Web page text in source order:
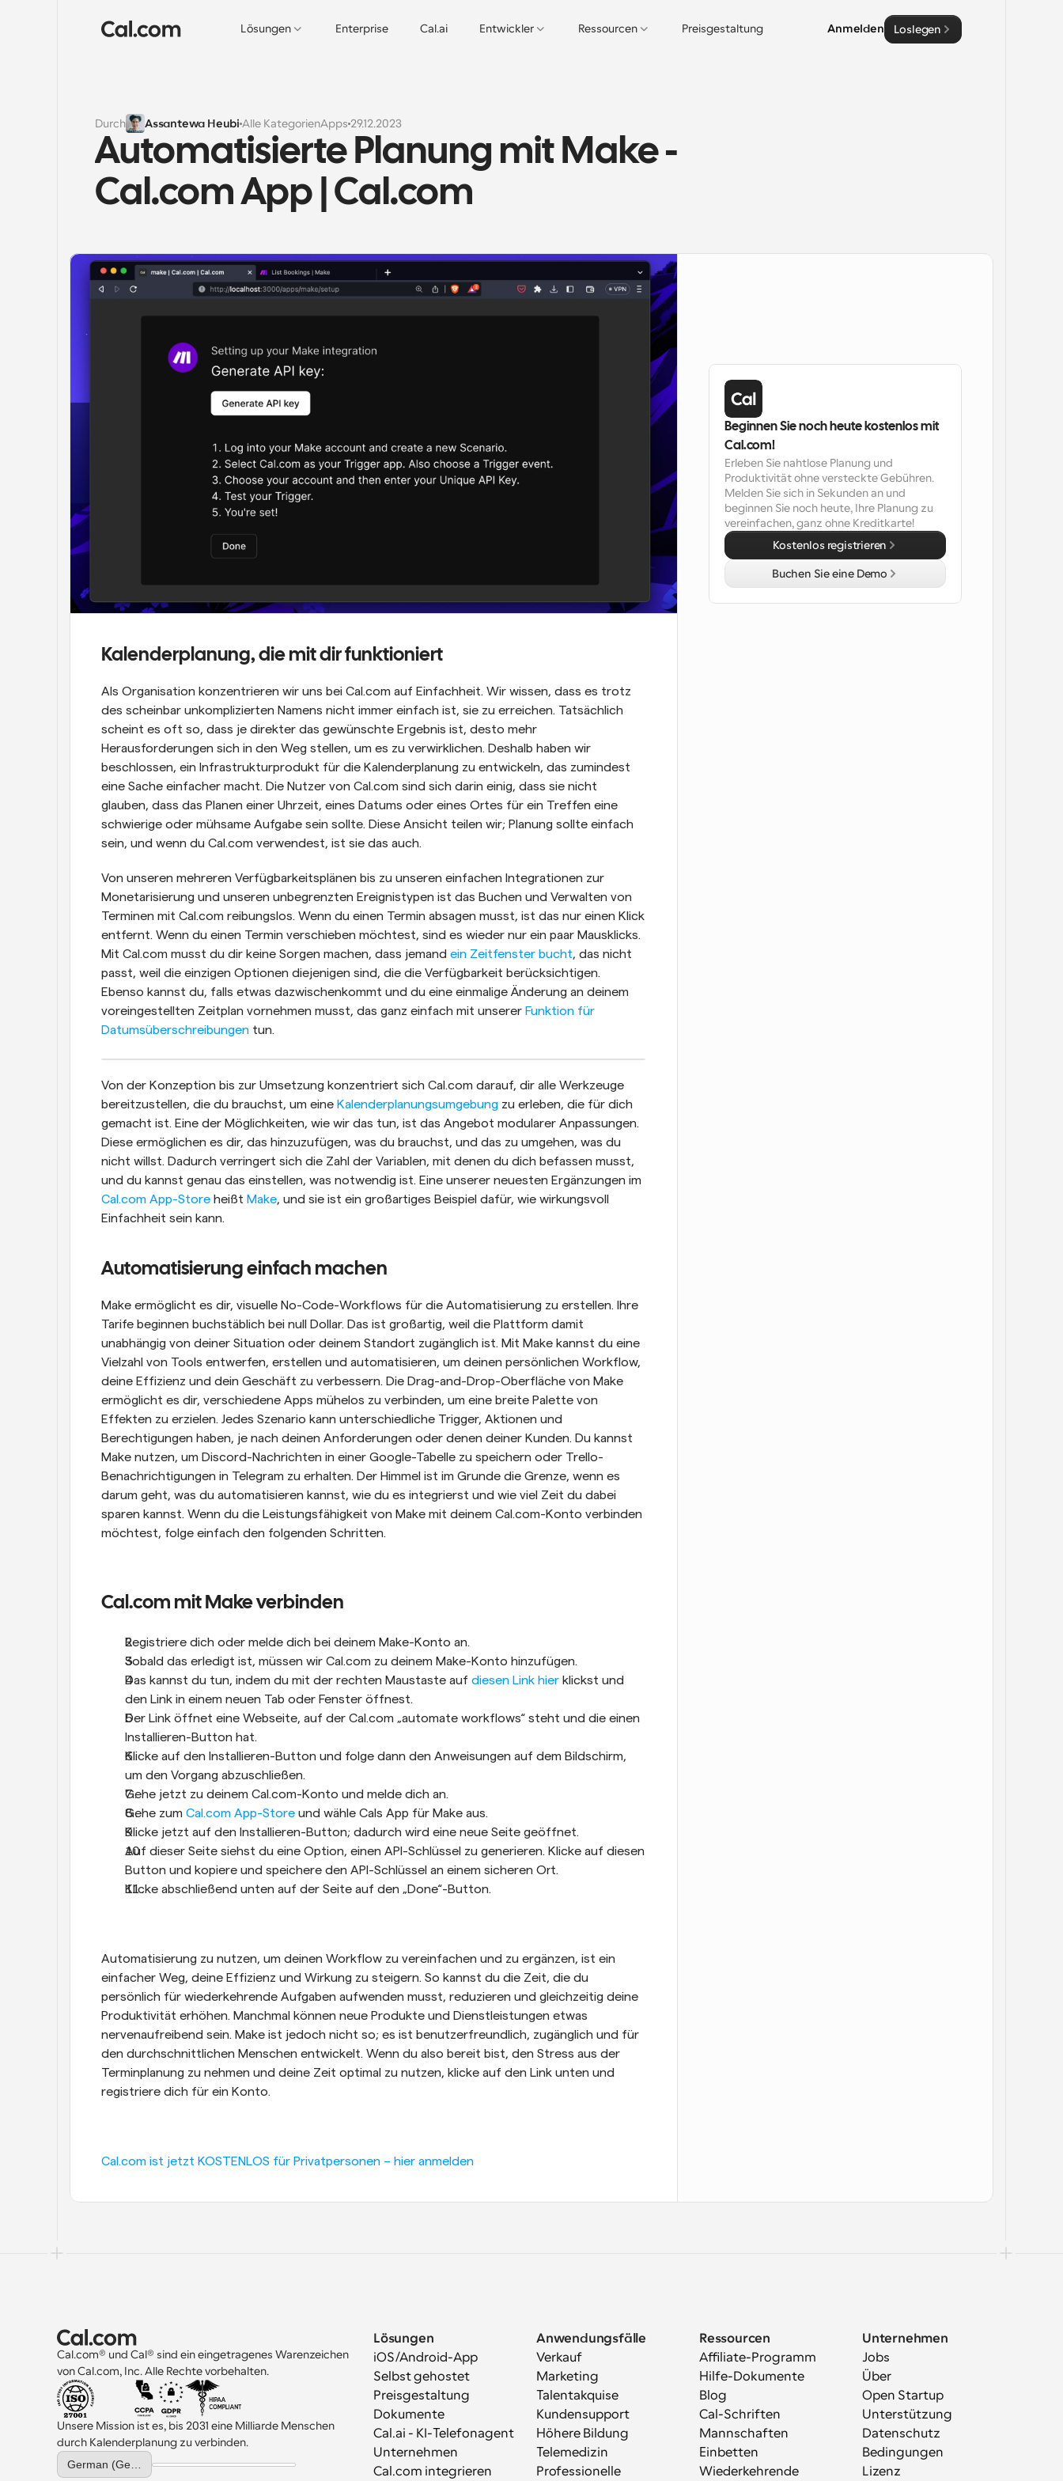
Lösungen Enterprise Cal.ai Entwickler Ressourcen Preisgestaltung Anmelden Loslegen
Durch Assantewa Heubi Alle KategorienApps 29.12.2023
Automatisierte Planung mit Make -
Cal.com App | Cal.com
Kalenderplanung, die mit dir funktioniert
Als Organisation konzentrieren wir uns bei Cal.com auf Einfachheit. Wir wissen, dass es trotz
des scheinbar unkomplizierten Namens nicht immer einfach ist, sie zu erreichen. Tatsächlich
scheint es oft so, dass je direkter das gewünschte Ergebnis ist, desto mehr
Herausforderungen sich in den Weg stellen, um es zu verwirklichen. Deshalb haben wir
beschlossen, ein Infrastrukturprodukt für die Kalenderplanung zu entwickeln, das zumindest
eine Sache einfacher macht. Die Nutzer von Cal.com sind sich darin einig, dass sie nicht
glauben, dass das Planen einer Uhrzeit, eines Datums oder eines Ortes für ein Treffen eine
schwierige oder mühsame Aufgabe sein sollte. Diese Ansicht teilen wir; Planung sollte einfach
sein, und wenn du Cal.com verwendest, ist sie das auch.
Von unseren mehreren Verfügbarkeitsplänen bis zu unseren einfachen Integrationen zur
Monetarisierung und unseren unbegrenzten Ereignistypen ist das Buchen und Verwalten von
Terminen mit Cal.com reibungslos. Wenn du einen Termin absagen musst, ist das nur einen Klick
entfernt. Wenn du einen Termin verschieben möchtest, sind es wieder nur ein paar Mausklicks.
Mit Cal.com musst du dir keine Sorgen machen, dass jemand ein Zeitfenster bucht, das nicht
passt, weil die einzigen Optionen diejenigen sind, die die Verfügbarkeit berücksichtigen.
Ebenso kannst du, falls etwas dazwischenkommt und du eine einmalige Änderung an deinem
voreingestellten Zeitplan vornehmen musst, das ganz einfach mit unserer Funktion für
Datumsüberschreibungen tun.
Von der Konzeption bis zur Umsetzung konzentriert sich Cal.com darauf, dir alle Werkzeuge
bereitzustellen, die du brauchst, um eine Kalenderplanungsumgebung zu erleben, die für dich
gemacht ist. Eine der Möglichkeiten, wie wir das tun, ist das Angebot modularer Anpassungen.
Diese ermöglichen es dir, das hinzuzufügen, was du brauchst, und das zu umgehen, was du
nicht willst. Dadurch verringert sich die Zahl der Variablen, mit denen du dich befassen musst,
Cal.com App-Store heißt Make, und sie ist ein großartiges Beispiel dafür, wie wirkungsvoll
Einfachheit sein kann.
Automatisierung einfach machen
Make ermöglicht es dir, visuelle No-Code-Workflows für die Automatisierung zu erstellen. Ihre
Tarife beginnen buchstäblich bei null Dollar. Das ist großartig, weil die Plattform damit
unabhängig von deiner Situation oder deinem Standort zugänglich ist. Mit Make kannst du eine
Vielzahl von Tools entwerfen, erstellen und automatisieren, um deinen persönlichen Workflow,
deine Effizienz und dein Geschäft zu verbessern. Die Drag-and-Drop-Oberfläche von Make
ermöglicht es dir, verschiedene Apps mühelos zu verbinden, um eine breite Palette von
Effekten zu erzielen. Jedes Szenario kann unterschiedliche Trigger, Aktionen und
Berechtigungen haben, je nach deinen Anforderungen oder denen deiner Kunden. Du kannst
Make nutzen, um Discord-Nachrichten in einer Google-Tabelle zu speichern oder Trello-
Benachrichtigungen in Telegram zu erhalten. Der Himmel ist im Grunde die Grenze, wenn es
darum geht, was du automatisieren kannst, wie du es integrierst und wie viel Zeit du dabei
sparen kannst. Wenn du die Leistungsfähigkeit von Make mit deinem Cal.com-Konto verbinden
möchtest, folge einfach den folgenden Schritten.
Cal.com mit Make verbinden
Registriere dich oder melde dich bei deinem Make-Konto an.
Sobald das erledigt ist, müssen wir Cal.com zu deinem Make-Konto hinzufügen.
Das kannst du tun, indem du mit der rechten Maustaste auf diesen Link hier klickst und
den Link in einem neuen Tab oder Fenster öffnest.
Der Link öffnet eine Webseite, auf der Cal.com „automate workflows“ steht und die einen
Installieren-Button hat.
Klicke auf den Installieren-Button und folge dann den Anweisungen auf dem Bildschirm,
um den Vorgang abzuschließen.
Gehe jetzt zu deinem Cal.com-Konto und melde dich an.
Gehe zum Cal.com App-Store und wähle Cals App für Make aus.
Klicke jetzt auf den Installieren-Button; dadurch wird eine neue Seite geöffnet.
Auf dieser Seite siehst du eine Option, einen API-Schlüssel zu generieren. Klicke auf diesen
Button und kopiere und speichere den API-Schlüssel an einem sicheren Ort.
Klicke abschließend unten auf der Seite auf den „Done“-Button.
Automatisierung zu nutzen, um deinen Workflow zu vereinfachen und zu ergänzen, ist ein
einfacher Weg, deine Effizienz und Wirkung zu steigern. So kannst du die Zeit, die du
persönlich für wiederkehrende Aufgaben aufwenden musst, reduzieren und gleichzeitig deine
Produktivität erhöhen. Manchmal können neue Produkte und Dienstleistungen etwas
nervenaufreibend sein. Make ist jedoch nicht so; es ist benutzerfreundlich, zugänglich und für
den durchschnittlichen Menschen entwickelt. Wenn du also bereit bist, den Stress aus der
Terminplanung zu nehmen und deine Zeit optimal zu nutzen, klicke auf den Link unten und
registriere dich für ein Konto.
Cal.com ist jetzt KOSTENLOS für Privatpersonen – hier anmelden
Beginnen Sie noch heute kostenlos mit
Cal.com!
Erleben Sie nahtlose Planung und
Produktivität ohne versteckte Gebühren.
Melden Sie sich in Sekunden an und
beginnen Sie noch heute, Ihre Planung zu
vereinfachen, ganz ohne Kreditkarte!
Kostenlos registrieren
Buchen Sie eine Demo
Cal.com® und Cal® sind ein eingetragenes Warenzeichen
von Cal.com, Inc. Alle Rechte vorbehalten.
Unsere Mission ist es, bis 2031 eine Milliarde Menschen
durch Kalenderplanung zu verbinden.
Select Language
Lösungen
iOS/Android-App
Selbst gehostet
Preisgestaltung
Dokumente
Cal.ai - KI-Telefonagent
Unternehmen
Cal.com integrieren
Anwendungsfälle
Verkauf
Marketing
Talentakquise
Kundensupport
Höhere Bildung
Telemedizin
Professionelle
Ressourcen
Affiliate-Programm
Hilfe-Dokumente
Blog
Cal-Schriften
Mannschaften
Einbetten
Wiederkehrende
Unternehmen
Jobs
Über
Open Startup
Unterstützung
Datenschutz
Bedingungen
Lizenz